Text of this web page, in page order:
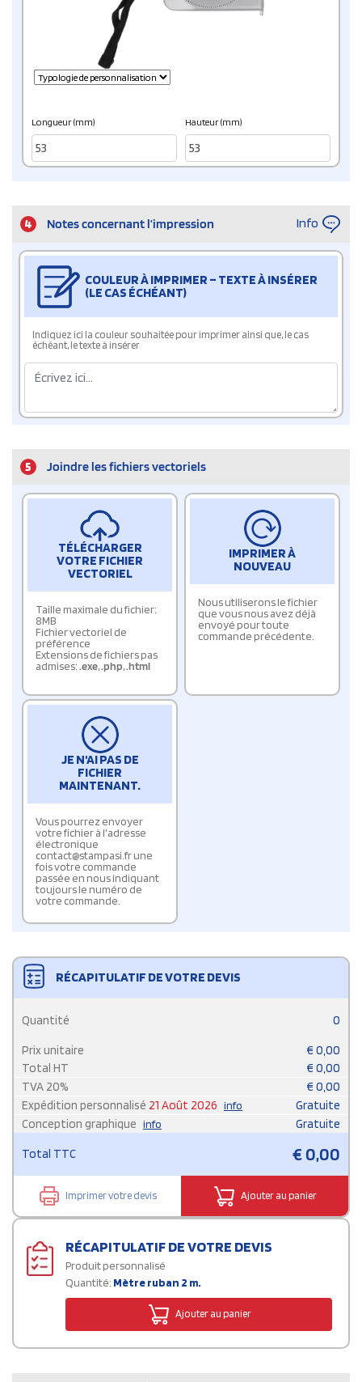
Longueur (mm) Hauteur (mm)
4 Notes concernant l’impression Info
COULEUR À IMPRIMER – TEXTE À INSÉRER
(LE CAS ÉCHÉANT)
Indiquez ici la couleur souhaitée pour imprimer ainsi que, le cas
échéant, le texte à insérer
5 Joindre les fichiers vectoriels
TÉLÉCHARGER
VOTRE FICHIER
VECTORIEL
Taille maximale du fichier:
8MB
Fichier vectoriel de
préférence
Extensions de fichiers pas
admises:.exe,.php,.html
IMPRIMER À
NOUVEAU
Nous utiliserons le fichier
que vous nous avez déjà
envoyé pour toute
commande précédente.
JE N'AI PAS DE
FICHIER
MAINTENANT.
Vous pourrez envoyer
votre fichier à l'adresse
électronique
contact@stampasi.fr une
fois votre commande
passée en nous indiquant
toujours le numéro de
votre commande.
RÉCAPITULATIF DE VOTRE DEVIS
Quantité 0
Prix unitaire € 0,00
Total HT
€ 0,00
TVA 20% € 0,00
Expédition personnalisé 21 Août 2026 info
Gratuite
Conception graphique info Gratuite
Total TTC €0,00
Imprimer votre devis Ajouter au panier
RÉCAPITULATIF DE VOTRE DEVIS
Produit personnalisé
Quantité: Mètre ruban 2 m.
Ajouter au panier